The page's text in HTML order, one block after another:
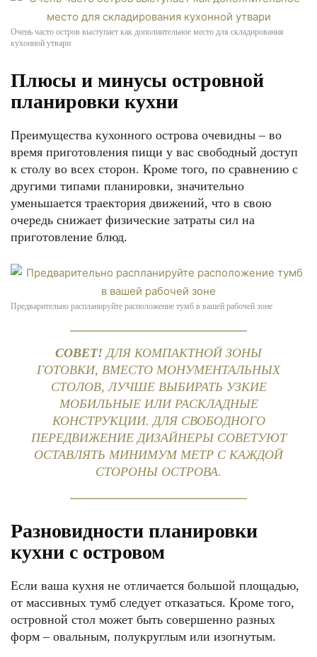
Очень часто остров выступает как дополнительное место для складирования
кухонной утвари
Плюсы и минусы островной
планировки кухни
Преимущества кухонного острова очевидны – во
время приготовления пищи у вас свободный доступ
к столу во всех сторон. Кроме того, по сравнению с
другими типами планировки, значительно
уменьшается траектория движений, что в свою
очередь снижает физические затраты сил на
приготовление блюд.
Предварительно распланируйте расположение тумб в вашей рабочей зоне
СОВЕТ! ДЛЯ КОМПАКТНОЙ ЗОНЫ
ГОТОВКИ, ВМЕСТО МОНУМЕНТАЛЬНЫХ
СТОЛОВ, ЛУЧШЕ ВЫБИРАТЬ УЗКИЕ
МОБИЛЬНЫЕ ИЛИ РАСКЛАДНЫЕ
КОНСТРУКЦИИ. ДЛЯ СВОБОДНОГО
ПЕРЕДВИЖЕНИЕ ДИЗАЙНЕРЫ СОВЕТУЮТ
ОСТАВЛЯТЬ МИНИМУМ МЕТР С КАЖДОЙ
СТОРОНЫ ОСТРОВА.
Разновидности планировки
кухни с островом
Если ваша кухня не отличается большой площадью,
от массивных тумб следует отказаться. Кроме того,
островной стол может быть совершенно разных
форм – овальным, полукруглым или изогнутым.